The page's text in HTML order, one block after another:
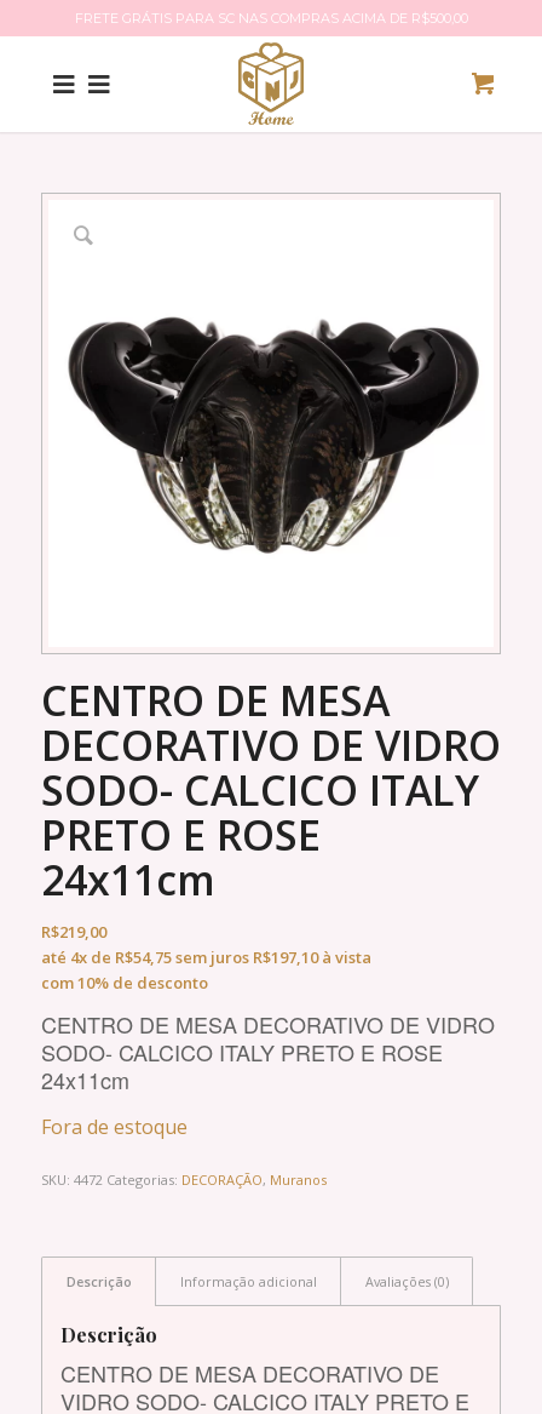
FRETE GRÁTIS PARA SC NAS COMPRAS ACIMA DE R$500,00
CENTRO DE MESA
DECORATIVO DE VIDRO
SODO- CALCICO ITALY
PRETO E ROSE
24x11cm
R$219,00
até 4xde R$54,75sem juros R$197,10à vista
com 10% de desconto
CENTRO DE MESA DECORATIVO DE VIDRO
SODO- CALCICO ITALY PRETO E ROSE
24x11cm
Fora de estoque
SKU: 4472 Categorias: DECORAÇÃO, Muranos
Descrição Informação adicional Avaliações (0)
Descrição
CENTRO DE MESA DECORATIVO DE
VIDRO SODO- CALCICO ITALY PRETO E